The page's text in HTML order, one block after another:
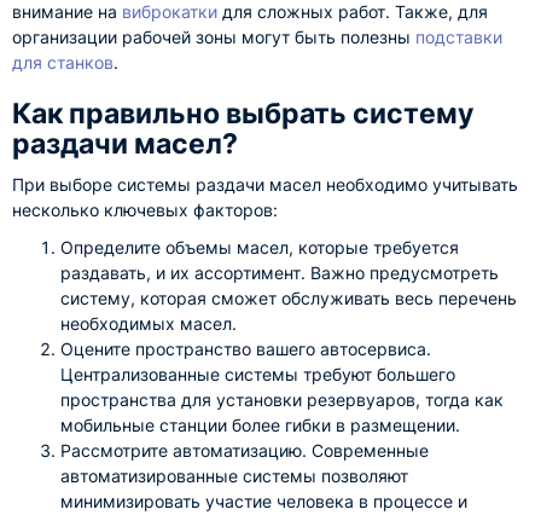
внимание на виброкатки для сложных работ. Также, для
организации рабочей зоны могут быть полезны подставки
для станков.
Как правильно выбрать систему
раздачи масел?
При выборе системы раздачи масел необходимо учитывать
несколько ключевых факторов:
Определите объемы масел, которые требуется
раздавать, и их ассортимент. Важно предусмотреть
систему, которая сможет обслуживать весь перечень
необходимых масел.
Оцените пространство вашего автосервиса.
Централизованные системы требуют большего
пространства для установки резервуаров, тогда как
мобильные станции более гибки в размещении.
Рассмотрите автоматизацию. Современные
автоматизированные системы позволяют
минимизировать участие человека в процессе и